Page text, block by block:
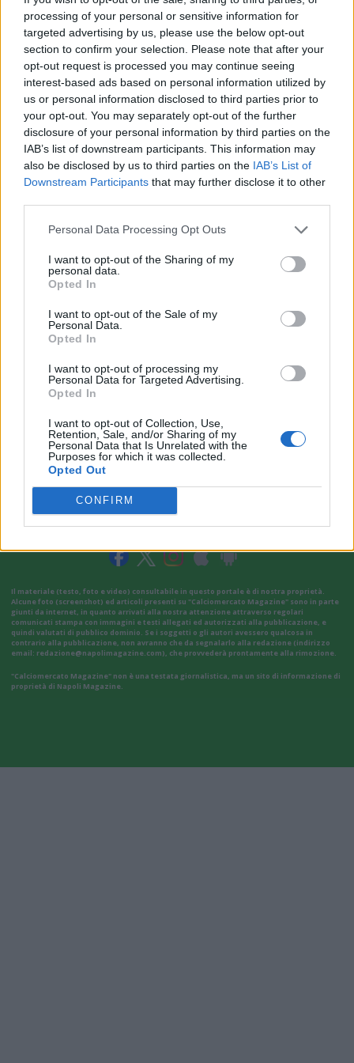
processing of your personal or sensitive information for
targeted advertising by us, please use the below opt-out
section to confirm your selection. Please note that after your
opt-out request is processed you may continue seeing
interest-based ads based on personal information utilized by
us or personal information disclosed to third parties prior to
your opt-out. You may separately opt-out of the further
disclosure of your personal information by third parties on the
IAB’s list of downstream participants. This information may
also be disclosed by us to third parties on the IAB’s List of
Downstream Participants that may further disclose it to other
Personal Data Processing Opt Outs
I want to opt-out of the Sharing of my
personal data.
Opted In
I want to opt-out of the Sale of my
Personal Data.
Opted In
I want to opt-out of processing my
Personal Data for Targeted Advertising.
Opted In
I want to opt-out of Collection, Use,
Retention, Sale, and/or Sharing of my
Personal Data that Is Unrelated with the
Purposes for which it was collected.
Opted Out
CONFIRM
volentieri a Torino anche se i campioni d'Europa chiedono 40
milioni di euro. Attenzione anche al ritorno di fiamma per Jean-
Philippe Mateta, già vicino alla Serie A (piaceva pure al Milan)
nel mercato invernale, ma la vittoria della Conference League
col Crystal Palace e la qualificazione ai Mondiali 2026
potrebbe aprire un'asta.
E allora, secondo La Stampa, resta sullo sfondo proprio Icardi
anche perché potrebbero servire due innesti in avanti: a
parametro zero e con una conoscenza pregressa della Serie
A, sarebbe un profilo perfetto per completare il reparto. I
scorso gennaio.
VAI ALLA VERSIONE CLASSICA
Il materiale (testo, foto e video) consultabile in questo portale è di nostra proprietà.
Alcune foto (screenshot) ed articoli presenti su "Calciomercato Magazine" sono in parte
giunti da internet, in quanto arrivati alla nostra attenzione attraverso regolari
comunicati stampa con immagini e testi allegati ed autorizzati alla pubblicazione, e
quindi valutati di pubblico dominio. Se i soggetti o gli autori avessero qualcosa in
contrario alla pubblicazione, non avranno che da segnalarlo alla redazione (indirizzo
email: redazione@napolimagazine.com), che provvederà prontamente alla rimozione.
"Calciomercato Magazine" non è una testata giornalistica, ma un sito di informazione di
proprietà di Napoli Magazine.